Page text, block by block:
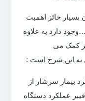
بسیار حائز اهمیت
دارد به علاوه
کمک می
به این شرح است :
بیمار سرشار از
عملکرد دستگاه